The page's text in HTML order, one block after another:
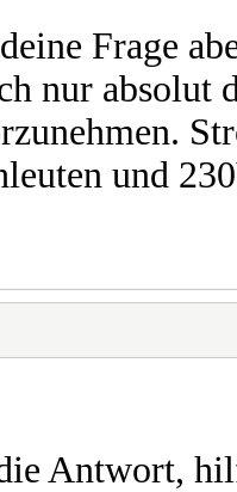
Frage
nur absolut
und
Antwort,